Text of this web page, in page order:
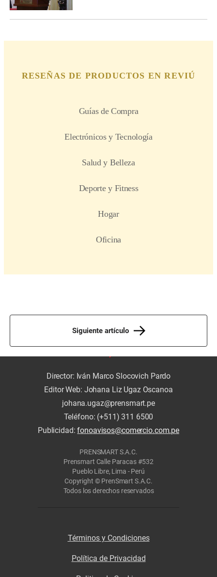
Siguiente artículo
Director: Iván Marco Slocovich Pardo
Editor Web: Johana Liz Ugaz Oscanoa
johana.ugaz@prensmart.pe
Teléfono: (+511) 311 6500
Publicidad:fonoavisos@comercio.com.pe
PRENSMART S.A.C.
Prensmart Calle Paracas #532
Pueblo Libre, Lima - Perú
Copyright © PrenSmart S.A.C.
Todos los derechos reservados
Términos y Condiciones
Política de Privacidad